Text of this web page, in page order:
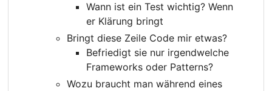
Wann ist ein Test wichtig? Wenn
er Klärung bringt
Bringt diese Zeile Code mir etwas?
Befriedigt sie nur irgendwelche
Frameworks oder Patterns?
Wozu braucht man während eines